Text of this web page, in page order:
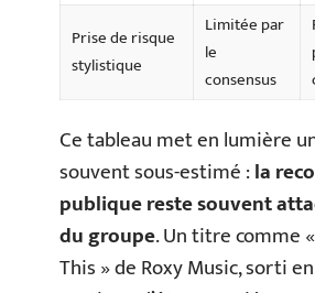
Prise de risque
stylistique
Limitée par
le
consensus
Ce tableau met en lumière
souvent sous-estimé :la
publique reste souvent
du groupe. Un titre comme
This » de Roxy Music, sorti